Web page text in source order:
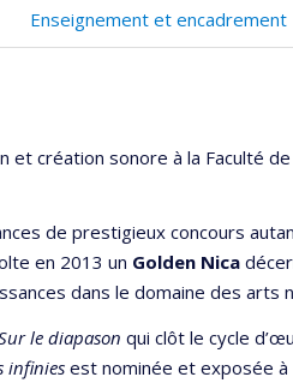
Enseignement et encadrement
création sonore à la Faculté
de prestigieux concours
en 2013 un Golden Nica
dans le domaine des arts
le diapason qui clôt le cycle
infinies est nominée et exposée